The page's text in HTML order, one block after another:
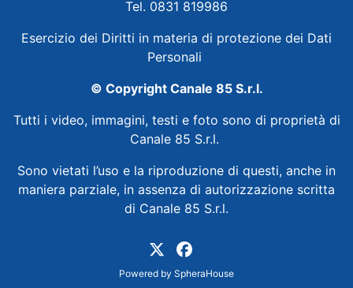
Tel. 0831 819986
Esercizio dei Diritti in materia di protezione dei Dati
Personali
© Copyright Canale 85 S.r.l.
Tutti i video, immagini, testi e foto sono di proprietà di
Canale 85 S.r.l.
Sono vietati l’uso e la riproduzione di questi, anche in
maniera parziale, in assenza di autorizzazione scritta
di Canale 85 S.r.l.
Powered by SpheraHouse